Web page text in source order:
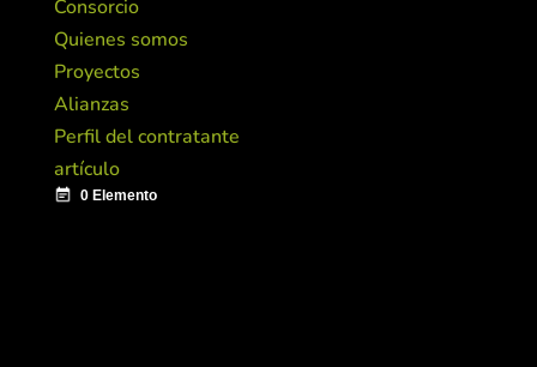
Consorcio
Quienes somos
Proyectos
Alianzas
Perfil del contratante
artículo